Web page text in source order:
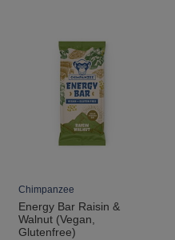
Chimpanzee
Energy Bar Raisin &
Walnut (Vegan,
Glutenfree)